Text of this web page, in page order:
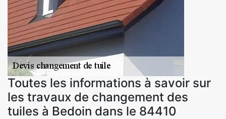
Toutes les informations à savoir sur
les travaux de changement des
tuiles à Bedoin dans le 84410